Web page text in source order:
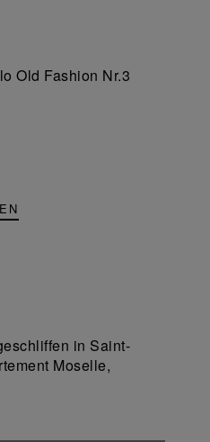
Old Fashion Nr.3
in Saint-
Moselle,